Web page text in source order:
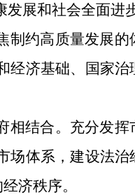
展和社会全面进步
约高质量发展的
经济基础、国家
结合。充分发挥
场体系，建设法
济秩序。